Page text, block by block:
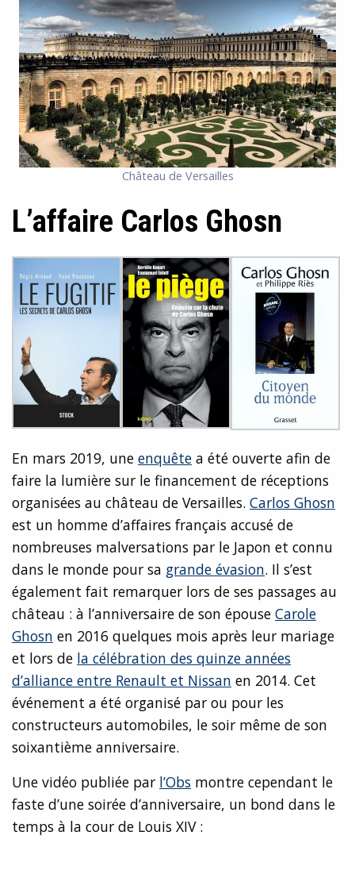
Château de Versailles
L’affaire Carlos Ghosn
En mars 2019, une enquête a été ouverte afin de
faire la lumière sur le financement de réceptions
organisées au château de Versailles. Carlos Ghosn
est un homme d’affaires français accusé de
nombreuses malversations par le Japon et connu
dans le monde pour sa grande évasion. Il s’est
également fait remarquer lors de ses passages au
château : à l’anniversaire de son épouse Carole
Ghosn en 2016 quelques mois après leur mariage
et lors de la célébration des quinze années
d’alliance entre Renault et Nissan en 2014. Cet
événement a été organisé par ou pour les
constructeurs automobiles, le soir même de son
soixantième anniversaire.
Une vidéo publiée par l’Obs montre cependant le
faste d’une soirée d’anniversaire, un bond dans le
temps à la cour de Louis XIV :